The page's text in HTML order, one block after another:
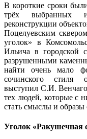
В короткие сроки
трёх выбранных
реконструкции
Поцелуевским
уголок» в
Ильича в городской
разрушенными
найти очень мало
сочинского стиля
выступил С.И.
тех людей, которые с
стать смыслы и образы
Уголок «Ракушечная